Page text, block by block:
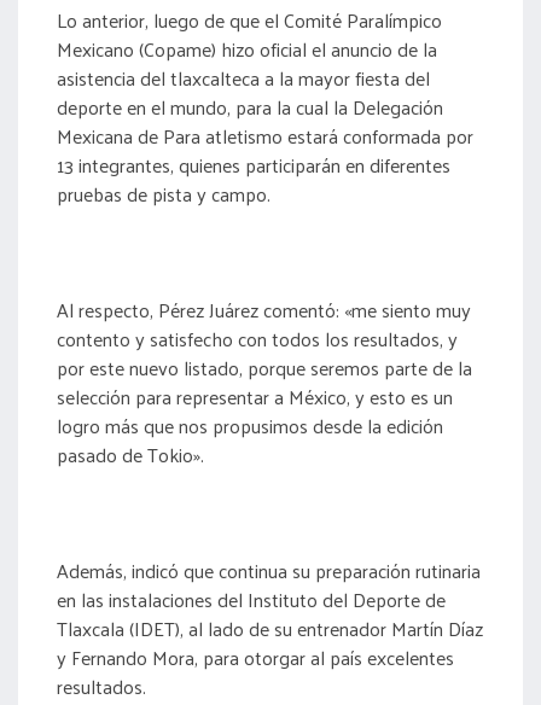
Lo anterior, luego de que el Comité Paralímpico
Mexicano (Copame) hizo oficial el anuncio de la
asistencia del tlaxcalteca a la mayor fiesta del
deporte en el mundo, para la cual la Delegación
Mexicana de Para atletismo estará conformada por
13 integrantes, quienes participarán en diferentes
pruebas de pista y campo.
Al respecto, Pérez Juárez comentó: «me siento muy
contento y satisfecho con todos los resultados, y
por este nuevo listado, porque seremos parte de la
selección para representar a México, y esto es un
logro más que nos propusimos desde la edición
pasado de Tokio».
Además, indicó que continua su preparación rutinaria
en las instalaciones del Instituto del Deporte de
Tlaxcala (IDET), al lado de su entrenador Martín Díaz
y Fernando Mora, para otorgar al país excelentes
resultados.